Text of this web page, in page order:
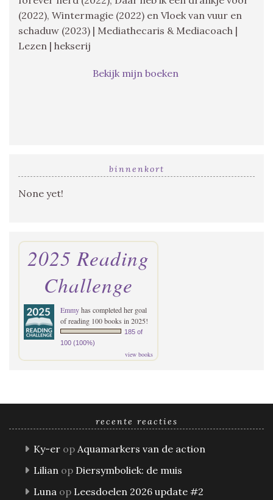
(2022), Wintermagie (2022) en Vloek van vuur en
schaduw (2023) | Mediathecaris & Mediacoach |
Lezen | hekserij
Bekijk mijn boeken
binnenkort
None yet!
2025 Reading
Challenge
Emmyhas completed her goal
of reading 100 books in 2025!
185 of
100 (100%)
view books
recente reacties
Ky-er op Aquamarkers van de action
Lilian op Diersymboliek: de muis
Luna op Leesdoelen 2026 update #2